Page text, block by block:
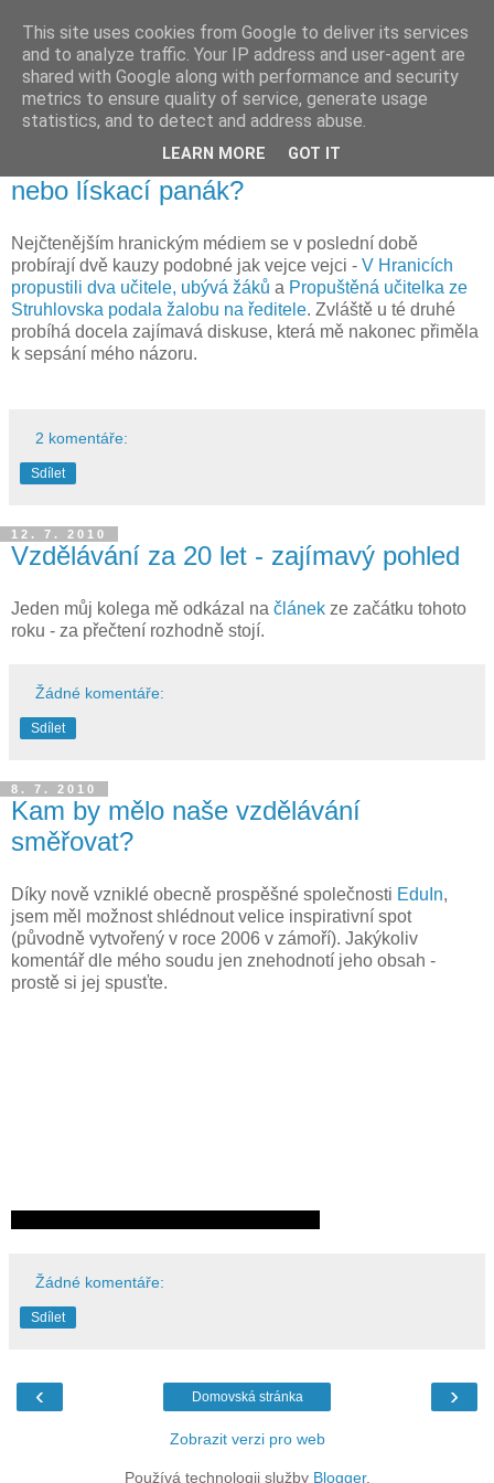
Ředitel školy na Hranicku - manažer
nebo lískací panák?
Nejčtenějším hranickým médiem se v poslední době
probírají dvě kauzy podobné jak vejce vejci - V Hranicích
propustili dva učitele, ubývá žáků a Propuštěná učitelka ze
Struhlovska podala žalobu na ředitele. Zvláště u té druhé
probíhá docela zajímavá diskuse, která mě nakonec přiměla
k sepsání mého názoru.
2 komentáře:
Sdílet
12. 7. 2010
Vzdělávání za 20 let - zajímavý pohled
Jeden můj kolega mě odkázal na článek ze začátku tohoto
roku - za přečtení rozhodně stojí.
Žádné komentáře:
Sdílet
8. 7. 2010
Kam by mělo naše vzdělávání
směřovat?
Díky nově vzniklé obecně prospěšné společnosti EduIn,
jsem měl možnost shlédnout velice inspirativní spot
(původně vytvořený v roce 2006 v zámoří). Jakýkoliv
komentář dle mého soudu jen znehodnotí jeho obsah -
prostě si jej spusťte.
Žádné komentáře:
Sdílet
‹ ›
Domovská stránka
Zobrazit verzi pro web
Používá technologii služby Blogger.
This site uses cookies from Google to deliver its services
and to analyze traffic. Your IP address and user-agent are
shared with Google along with performance and security
metrics to ensure quality of service, generate usage
statistics, and to detect and address abuse.
LEARN MORE GOT IT